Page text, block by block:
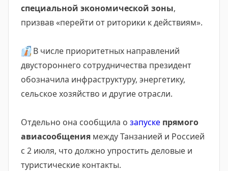
специальной экономической зоны,
призвав «перейти от риторики к действиям».
👔В числе приоритетных направлений
двустороннего сотрудничества президент
обозначила инфраструктуру, энергетику,
сельское хозяйство и другие отрасли.
Отдельно она сообщила о запуске прямого
авиасообщения между Танзанией и Россией
с 2 июля, что должно упростить деловые и
туристические контакты.